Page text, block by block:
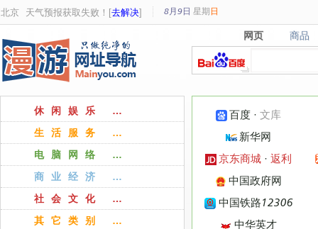
北京 天气预报获取失败！[去解决] 8月9日 星期 日
网页
网页 商品
商品
百度 ·文库
新华网
京东商城 ·返利
中国政府网
中国铁路12306
中华英才
休闲娱乐 …
生活服务 …
电脑网络 …
商业经济 …
社会文化 …
其它类别 …